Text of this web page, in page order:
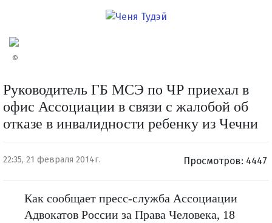
©
Руководитель ГБ МСЭ по ЧР приехал в
офис Ассоциации в связи с жалобой об
отказе в инвалидности ребенку из Чечни
22:35, 21 февраля 2014г. Просмотров: 4447
Как сообщает пресс-служба Ассоциации
Адвокатов России за Права Человека, 18